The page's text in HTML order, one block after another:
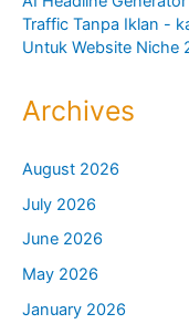
Traffic Tanpa Iklan -
Untuk Website Niche
Archives
August 2026
July 2026
June 2026
May 2026
January 2026